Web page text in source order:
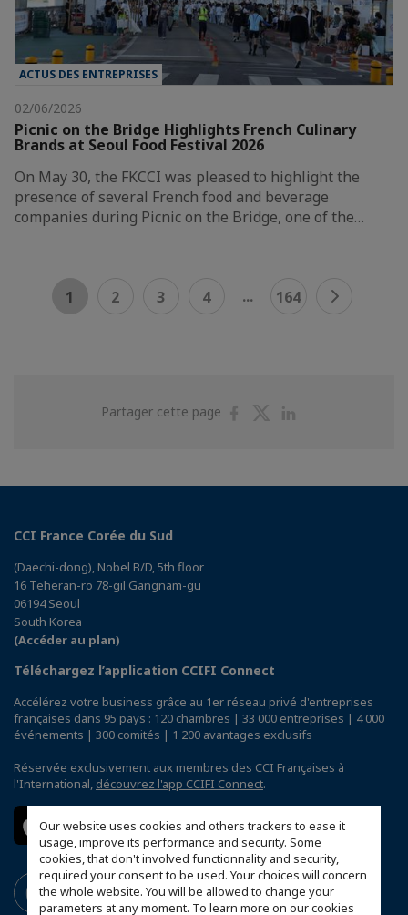
Our website uses cookies and others trackers to ease it
usage, improve its performance and security. Some
cookies, that don't involved functionnality and security,
required your consent to be used. Your choices will concern
the whole website. You will be allowed to change your
parameters at any moment. To learn more on our cookies
ACTUS DES ENTREPRISES
02/06/2026
Picnic on the Bridge Highlights French Culinary
Brands at Seoul Food Festival 2026
On May 30, the FKCCI was pleased to highlight the
presence of several French food and beverage
companies during Picnic on the Bridge, one of the…
1 2 3 4 ... 164
Partager cette page
PartagerPartager
CCI France Corée du Sud
(Daechi-dong), Nobel B/D, 5th floor
16 Teheran-ro 78-gil Gangnam-gu
06194 Seoul
South Korea
(Accéder au plan)
Téléchargez l’application CCIFI Connect
Accélérez votre business grâce au 1er réseau privé d'entreprises
françaises dans 95 pays : 120 chambres | 33 000 entreprises | 4 000
événements | 300 comités | 1 200 avantages exclusifs
Réservée exclusivement aux membres des CCI Françaises à
l'International, découvrez l'app CCIFI Connect.